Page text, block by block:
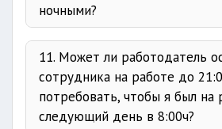
3-х лет
ночными?
11. Может ли работодатель
сотрудника на работе до
потребовать, чтобы я был на
следующий день в 8:00ч?